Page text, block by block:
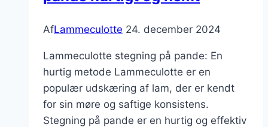
AfLammeculotte 24. december 2024
Lammeculotte stegning på pande: En
hurtig metode Lammeculotte er en
populær udskæring af lam, der er kendt
for sin møre og saftige konsistens.
Stegning på pande er en hurtig og effektiv